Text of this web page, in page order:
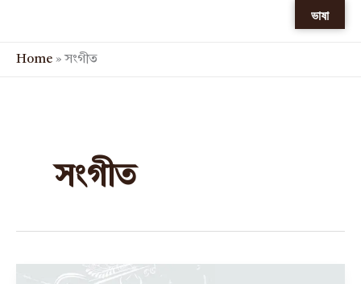
content
Home »সংগীত
সংগীত
ভাষা